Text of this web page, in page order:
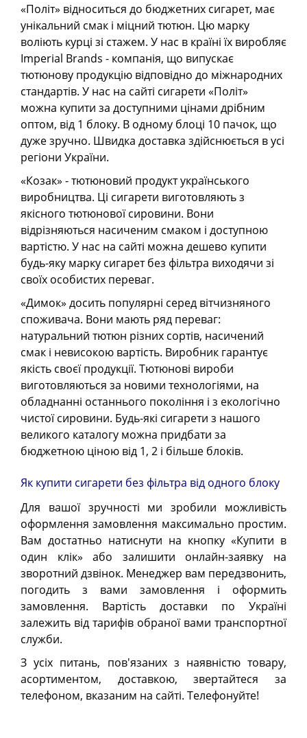
«Політ» відноситься до бюджетних сигарет, має
унікальний смак і міцний тютюн. Цю марку
воліють курці зі стажем. У нас в країні їх виробляє
Imperial Brands - компанія, що випускає
тютюнову продукцію відповідно до міжнародних
стандартів. У нас на сайті сигарети «Політ»
можна купити за доступними цінами дрібним
оптом, від 1 блоку. В одному блоці 10 пачок, що
дуже зручно. Швидка доставка здійснюється в усі
регіони України.
«Козак» - тютюновий продукт українського
виробництва. Ці сигарети виготовляють з
якісного тютюнової сировини. Вони
відрізняються насиченим смаком і доступною
вартістю. У нас на сайті можна дешево купити
будь-яку марку сигарет без фільтра виходячи зі
своїх особистих переваг.
«Димок» досить популярні серед вітчизняного
споживача. Вони мають ряд переваг:
натуральний тютюн різних сортів, насичений
смак і невисокою вартість. Виробник гарантує
якість своєї продукції. Тютюнові вироби
виготовляються за новими технологіями, на
обладнанні останнього покоління і з екологічно
чистої сировини. Будь-які сигарети з нашого
великого каталогу можна придбати за
бюджетною ціною від 1, 2 і більше блоків.
Як купити сигарети без фільтра від одного блоку
Для вашої зручності ми зробили можливість
оформлення замовлення максимально простим.
Вам достатньо натиснути на кнопку «Купити в
один клік» або залишити онлайн-заявку на
зворотний дзвінок. Менеджер вам передзвонить,
погодить з вами замовлення і оформить
замовлення. Вартість доставки по Україні
залежить від тарифів обраної вами транспортної
служби.
З усіх питань, пов'язаних з наявністю товару,
асортиментом, доставкою, звертайтеся за
телефоном, вказаним на сайті. Телефонуйте!